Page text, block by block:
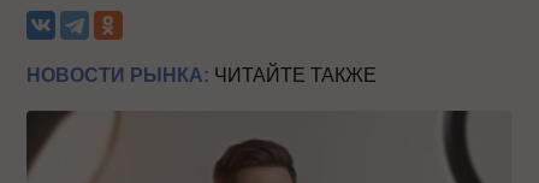
НОВОСТИ РЫНКА: ЧИТАЙТЕ ТАКЖЕ